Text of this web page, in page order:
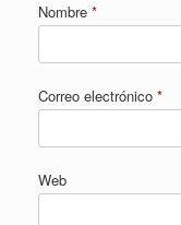
Nombre *
Correo electrónico *
Web